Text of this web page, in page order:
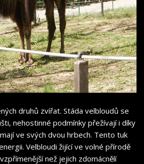
druhů zvířat. Stáda velbloudů se
nehostinné podmínky přežívají i díky
ve svých dvou hrbech. Tento tuk
Velbloudi žijící ve volné přírodě
než jejich zdomácnělí